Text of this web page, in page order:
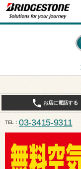
お店に電話する
TEL 03-3415-9311
平日10:30〜19:00 作業受付終